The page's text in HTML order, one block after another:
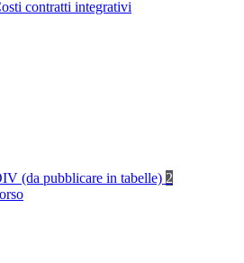
contratti integrativi
(da pubblicare in tabelle) 2